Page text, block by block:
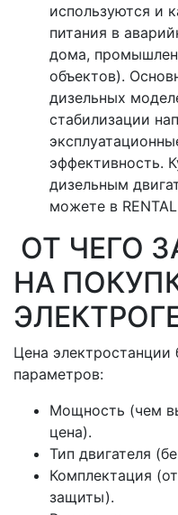
используются и
питания в
дома,
объектов).
дизельных
стабилизации
эффективность.
дизельным
можете в RENTAL
ОТ ЧЕГО
НА
Цена электростанции
параметров:
Мощность (чем
цена).
Тип двигателя
Комплектация
защиты).